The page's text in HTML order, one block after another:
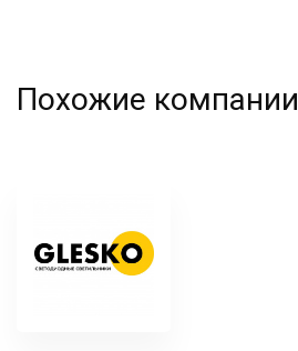
Похожие компании